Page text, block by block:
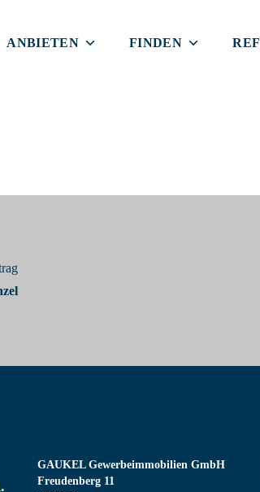
ANBIETEN FINDEN
GAUKEL Gewerbeimmobilien GmbH
Freudenberg 11